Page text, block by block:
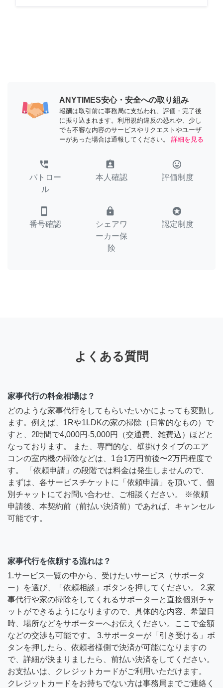
ANYTIMES安心・安全への取り組み
報酬は取引前に事務局に支払われ、評価・完了後
に振り込まれます。利用規約違反の恐れや、少し
でも不審な内容のサービスやリクエストやユーザ
ーがあった場合は通報してください。
詳細を見る
perm_phone_msg
パトロー
ル
assignment_ind
本人確認
tag_faces
評価制度
smartphone
番号確認
lock
シェアワ
ーカー保
険
stars
認定制度
よくある質問
家事代行の料金相場は？
どのような家事代行をしてもらいたいかによっても変動し
ます。例えば、1Rや1LDKの家の掃除（日常的なもの）で
すと、2時間で4,000円-5,000円（交通費、雑費込）ほどと
なっております。 また、専門的な、壁掛けタイプのエア
コンの室内機の掃除などは、1台1万円前後〜2万円程度で
す。 「依頼申請」の段階では料金は発生しませんので、
まずは、各サービスチケットに「依頼申請」を頂いて、個
別チャットにてお問い合わせ、ご相談ください。 ※依頼
申請後、本契約前（前払い決済前）であれば、キャンセル
可能です。
家事代行を依頼する流れは？
1.サービス一覧の中から、受けたいサービス（サポータ
ー）を選び、「依頼相談」ボタンを押してください。 2.家
事代行や家の掃除をしてくれるサポーターと直接個別チャ
ットができるようになりますので、具体的な内容、希望日
時、場所などをサポーターへお伝えください。ここで金額
などの交渉も可能です。 3.サポーターが「引き受ける」ボ
タンを押したら、依頼者様側で決済が可能になりますの
で、詳細が決まりましたら、前払い決済をしてください。
お支払いは、クレジットカードがご利用いただけます。
クレジットカードをお持ちでない方は事務局までご連絡く